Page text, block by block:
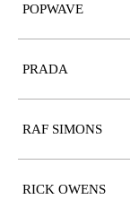
POPWAVE
PRADA
RAF SIMONS
RICK OWENS